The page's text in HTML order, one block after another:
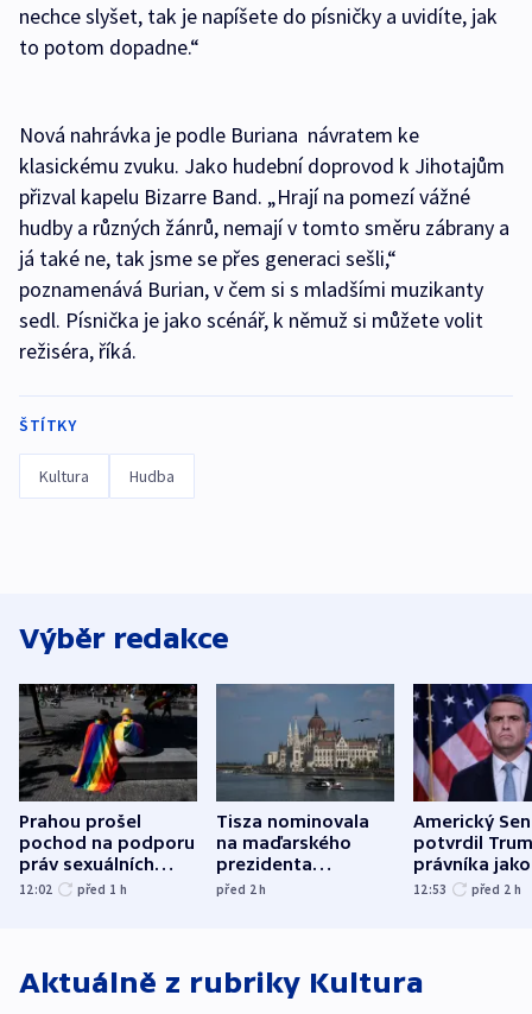
nechce slyšet, tak je napíšete do písničky a uvidíte, jak
to potom dopadne.“
Nová nahrávka je podle Buriana návratem ke
klasickému zvuku. Jako hudební doprovod k Jihotajům
přizval kapelu Bizarre Band. „Hrají na pomezí vážné
hudby a různých žánrů, nemají v tomto směru zábrany a
já také ne, tak jsme se přes generaci sešli,“
poznamenává Burian, v čem si s mladšími muzikanty
sedl. Písnička je jako scénář, k němuž si můžete volit
režiséra, říká.
ŠTÍTKY
Kultura Hudba
Výběr redakce
Prahou prošel
pochod na podporu
práv sexuálních
menšin
12:02 před 1 h
Tisza nominovala
na maďarského
prezidenta
bývalého šéfa
před 2h
Americký
potvrdil
právníka jako
ministra
12:53 před 2 h
Aktuálně z rubriky Kultura